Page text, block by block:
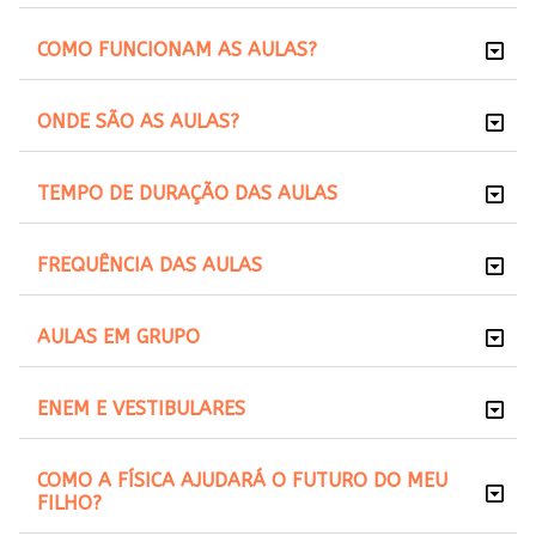
COMO FUNCIONAM AS AULAS?
ONDE SÃO AS AULAS?
TEMPO DE DURAÇÃO DAS AULAS
FREQUÊNCIA DAS AULAS
AULAS EM GRUPO
ENEM E VESTIBULARES
COMO A FÍSICA AJUDARÁ O FUTURO DO MEU
FILHO?